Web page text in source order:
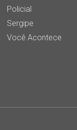
Policial
Sergipe
Você Acontece